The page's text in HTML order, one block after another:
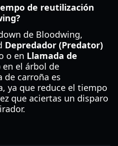
de reutilización
de Bloodwing,
Depredador (Predator)
o en Llamada de
en el árbol de
de carroña es
ya que reduce el tiempo
que aciertas un disparo